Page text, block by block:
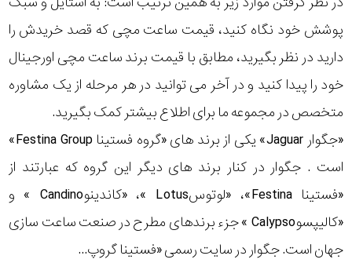
پوشش خود نگاه کنید، قیمت ساعت مچی که قصد خریدش را
دارید در نظر بگیرید، مطابق با قیمت برند ساعت مچی اورجینال
خود را پیدا کنید و در آخر می توانید در هر مرحله از یک مشاوره
متخصص در مجموعه ما برای اطلاع بیشتر کمک بگیرید.
«جگوار Jaguar» یکی از برند های «گروه فستینا Festina Group»
است . جگوار در کنار برند های دیگر این گروه که عبارتند از
«فستینا Festina»، «لوتوسLotus »، «کاندینوCandino » و
«کالیپسوCalypso » جزء برندهای مطرح در صنعت ساعت سازی
جهان است. جگوار در سایت رسمی «فستینا گروپ...